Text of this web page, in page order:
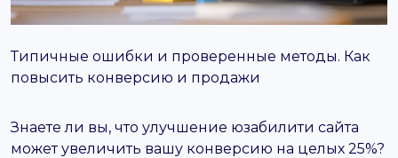
Типичные ошибки и проверенные методы. Как
повысить конверсию и продажи
Знаете ли вы, что улучшение юзабилити сайта
может увеличить вашу конверсию на целых 25%?